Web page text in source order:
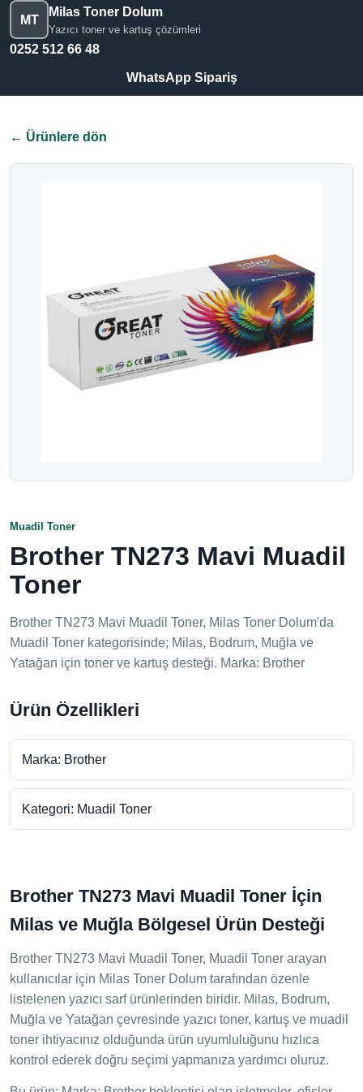
MT
Milas Toner Dolum
Yazıcı toner ve kartuş çözümleri
0252 512 66 48
WhatsApp Sipariş
← Ürünlere dön
Muadil Toner
Brother TN273 Mavi Muadil
Toner
Brother TN273 Mavi Muadil Toner, Milas Toner Dolum'da
Muadil Toner kategorisinde; Milas, Bodrum, Muğla ve
Yatağan için toner ve kartuş desteği. Marka: Brother
Ürün Özellikleri
Marka: Brother
Kategori: Muadil Toner
Brother TN273 Mavi Muadil Toner İçin
Milas ve Muğla Bölgesel Ürün Desteği
Brother TN273 Mavi Muadil Toner, Muadil Toner arayan
kullanıcılar için Milas Toner Dolum tarafından özenle
listelenen yazıcı sarf ürünlerinden biridir. Milas, Bodrum,
Muğla ve Yatağan çevresinde yazıcı toner, kartuş ve muadil
toner ihtiyacınız olduğunda ürün uyumluluğunu hızlıca
kontrol ederek doğru seçimi yapmanıza yardımcı oluruz.